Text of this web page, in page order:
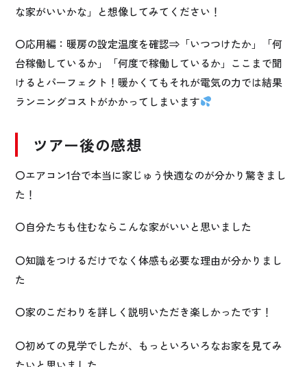
な家がいいかな」と想像してみてください！
〇応用編：暖房の設定温度を確認⇒「いつつけたか」「何
台稼働しているか」「何度で稼働しているか」ここまで聞
けるとパーフェクト！暖かくてもそれが電気の力では結果
ランニングコストがかかってしまいます
ツアー後の感想
〇エアコン1台で本当に家じゅう快適なのが分かり驚きまし
た！
〇自分たちも住むならこんな家がいいと思いました
〇知識をつけるだけでなく体感も必要な理由が分かりまし
た
〇家のこだわりを詳しく説明いただき楽しかったです！
〇初めての見学でしたが、もっといろいろなお家を見てみ